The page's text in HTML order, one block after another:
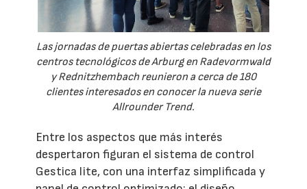
Las jornadas de puertas abiertas celebradas en los
centros tecnológicos de Arburg en Radevormwald
y Rednitzhembach reunieron a cerca de 180
clientes interesados en conocer la nueva serie
Allrounder Trend.
Entre los aspectos que más interés
despertaron figuran el sistema de control
Gestica lite, con una interfaz simplificada y